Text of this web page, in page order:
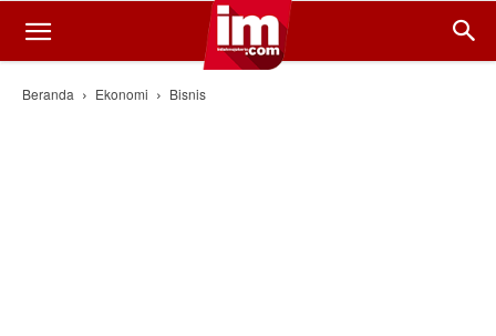
Beranda Ekonomi Bisnis